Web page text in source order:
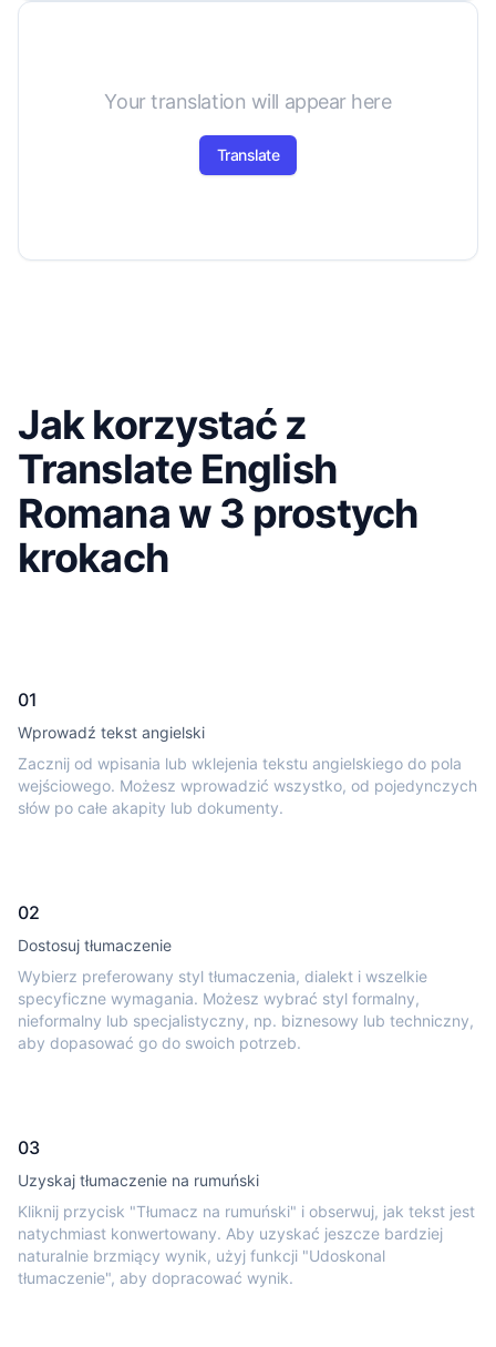
Your translation will appear here
Translate
Jak korzystać z
Translate English
Romana w 3 prostych
krokach
01
Wprowadź tekst angielski
Zacznij od wpisania lub wklejenia tekstu angielskiego do pola
wejściowego. Możesz wprowadzić wszystko, od pojedynczych
słów po całe akapity lub dokumenty.
02
Dostosuj tłumaczenie
Wybierz preferowany styl tłumaczenia, dialekt i wszelkie
specyficzne wymagania. Możesz wybrać styl formalny,
nieformalny lub specjalistyczny, np. biznesowy lub techniczny,
aby dopasować go do swoich potrzeb.
03
Uzyskaj tłumaczenie na rumuński
Kliknij przycisk "Tłumacz na rumuński" i obserwuj, jak tekst jest
natychmiast konwertowany. Aby uzyskać jeszcze bardziej
naturalnie brzmiący wynik, użyj funkcji "Udoskonal
tłumaczenie", aby dopracować wynik.